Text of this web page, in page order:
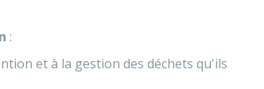
:
et à la gestion des déchets qu'ils